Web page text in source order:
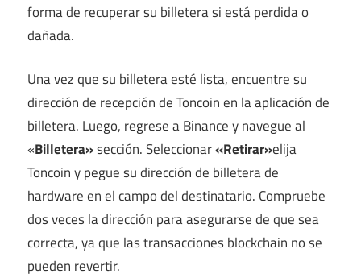
forma de recuperar su billetera si está perdida o
dañada.
Una vez que su billetera esté lista, encuentre su
dirección de recepción de Toncoin en la aplicación de
billetera. Luego, regrese a Binance y navegue al
«Billetera»sección. Seleccionar«Retirar»elija
Toncoin y pegue su dirección de billetera de
hardware en el campo del destinatario. Compruebe
dos veces la dirección para asegurarse de que sea
correcta, ya que las transacciones blockchain no se
pueden revertir.